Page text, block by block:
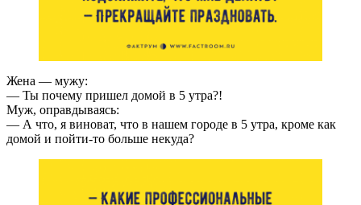
Жена — мужу:
— Ты почему пришел домой в 5 утра?!
Муж, оправдываясь:
— А что, я виноват, что в нашем городе в 5 утра, кроме как
домой и пойти-то больше некуда?